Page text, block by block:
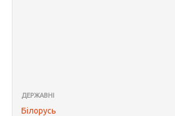
ДЕРЖАВНІ
Білорусь